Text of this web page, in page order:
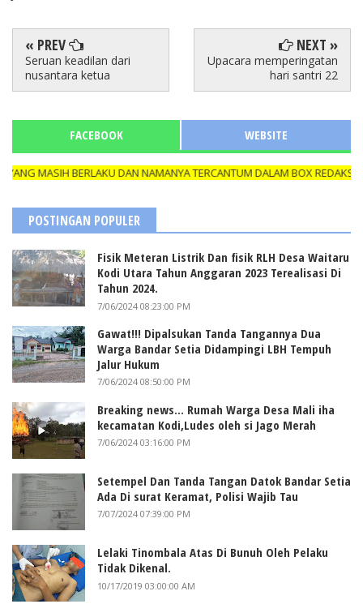
« PREV
Seruan keadilan dari
nusantara ketua
NEXT »
Upacara memperingatan
hari santri 22
FACEBOOK WEBSITE
MASIH BERLAKU DAN NAMANYA TERCANTUM DALAM BOX REDAKSI,
POSTINGAN POPULER
Fisik Meteran Listrik Dan fisik RLH Desa Waitaru
Kodi Utara Tahun Anggaran 2023 Terealisasi Di
Tahun 2024.
7/06/2024 08:23:00 PM
Gawat!!! Dipalsukan Tanda Tangannya Dua
Warga Bandar Setia Didampingi LBH Tempuh
Jalur Hukum
7/06/2024 08:50:00 PM
Breaking news... Rumah Warga Desa Mali iha
kecamatan Kodi,Ludes oleh si Jago Merah
7/06/2024 03:16:00 PM
Setempel Dan Tanda Tangan Datok Bandar Setia
Ada Di surat Keramat, Polisi Wajib Tau
7/07/2024 07:39:00 PM
Lelaki Tinombala Atas Di Bunuh Oleh Pelaku
Tidak Dikenal.
10/17/2019 03:00:00 AM